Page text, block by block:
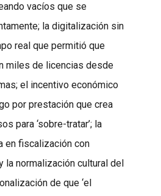
vacíos que se
la digitalización sin
real que permitió que
miles de licencias desde
el incentivo económico
por prestación que crea
para ‘sobre-tratar’; la
en fiscalización con
la normalización cultural del
de que ‘el